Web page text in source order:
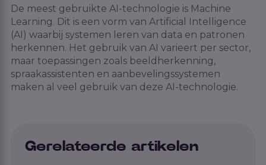
De meest gebruikte AI-technologie is Machine
Learning. Dit is een vorm van Artificial Intelligence
(AI) waarbij systemen leren van data en patronen
herkennen. Het gebruik van AI varieert per sector,
maar toepassingen zoals beeldherkenning,
spraakassistenten en aanbevelingssystemen
maken al veel gebruik van deze AI-technologie.
Gerelateerde artikelen